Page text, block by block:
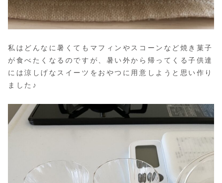
私はどんなに暑くてもマフィンやスコーンなど焼き菓子
が食べたくなるのですが、暑い外から帰ってくる子供達
には涼しげなスイーツをおやつに用意しようと思い作り
ました♪